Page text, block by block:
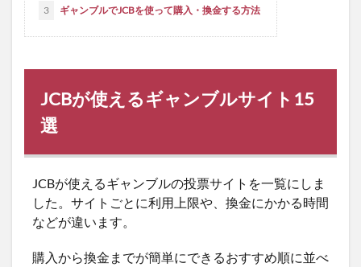
3 ギャンブルでJCBを使って購入・換金する方法
JCBが使えるギャンブルサイト15
選
JCBが使えるギャンブルの投票サイトを一覧にしま
した。サイトごとに利用上限や、換金にかかる時間
などが違います。
購入から換金までが簡単にできるおすすめ順に並べ